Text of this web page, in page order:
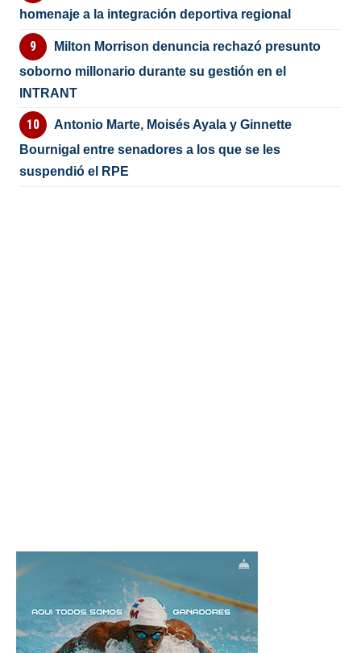
homenaje a la integración deportiva regional
Milton Morrison denuncia rechazó presunto
soborno millonario durante su gestión en el
INTRANT
Antonio Marte, Moisés Ayala y Ginnette
Bournigal entre senadores a los que se les
suspendió el RPE